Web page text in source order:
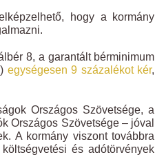
hogy a kormány
8, a garantált bérminimum
egységesen 9 százalékot kér,
Országos Szövetsége, a
Országos Szövetsége – jóval
A kormány viszont továbbra
és adótörvények